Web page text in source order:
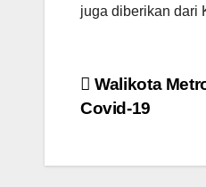
juga diberikan dari
Navigasi
Walikota
Covid-19